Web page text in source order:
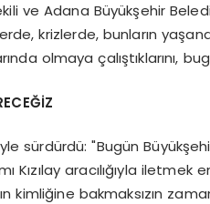
ve Adana Büyükşehir
krizlerde, bunların
olmaya çalıştıklarını,
"Bugün
Kızılay aracılığıyla
kimliğine bakmaksızın